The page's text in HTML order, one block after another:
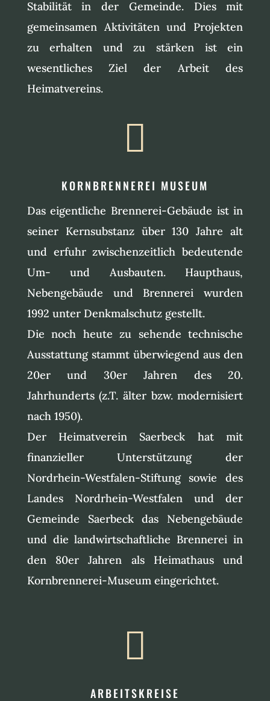
Stabilität in der Gemeinde. Dies mit
gemeinsamen Aktivitäten und Projekten
zu erhalten und zu stärken ist ein
wesentliches Ziel der Arbeit des
Heimatvereins.

KORNBRENNEREI MUSEUM
Das eigentliche Brennerei-Gebäude ist in
seiner Kernsubstanz über 130 Jahre alt
und erfuhr zwischenzeitlich bedeutende
Um- und Ausbauten. Haupthaus,
Nebengebäude und Brennerei wurden
1992 unter Denkmalschutz gestellt.
Die noch heute zu sehende technische
Ausstattung stammt überwiegend aus den
20er und 30er Jahren des 20.
Jahrhunderts (z.T. älter bzw. modernisiert
nach 1950).
Der Heimatverein Saerbeck hat mit
finanzieller Unterstützung der
Nordrhein-Westfalen-Stiftung sowie des
Landes Nordrhein-Westfalen und der
Gemeinde Saerbeck das Nebengebäude
und die landwirtschaftliche Brennerei in
den 80er Jahren als Heimathaus und
Kornbrennerei-Museum eingerichtet.

ARBEITSKREISE